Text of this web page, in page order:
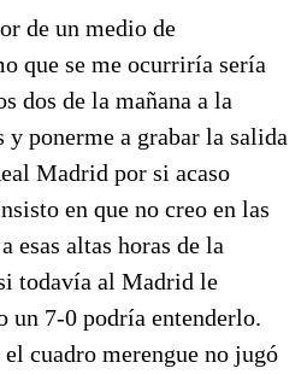
de un medio de
que se me ocurriría sería
dos de la mañana a la
y ponerme a grabar la salida
Madrid por si acaso
en que no creo en las
esas altas horas de la
todavía al Madrid le
un 7-0 podría entenderlo.
cuadro merengue no jugó